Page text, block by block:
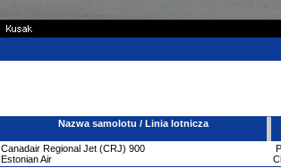
Nazwa samolotu / Linia lotnicza
Canadair Regional Jet (CRJ) 900
Estonian Air